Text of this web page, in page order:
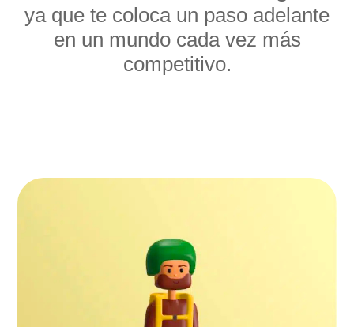
ya que te coloca un paso adelante
en un mundo cada vez más
competitivo.